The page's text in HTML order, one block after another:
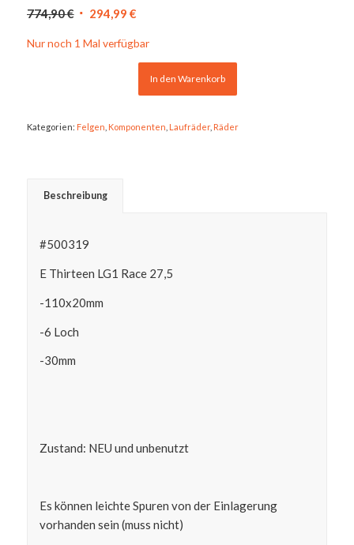
774,90€ Ursprünglicher
war:
294,99 €Aktueller
ist:
Nur noch 1 Mal verfügbar
In den Warenkorb
Kategorien: Felgen Komponenten Laufräder, Räder
Beschreibung
#500319
E Thirteen LG1 Race 27,5
-110x20mm
-6 Loch
-30mm
Zustand: NEU und unbenutzt
Es können leichte Spuren von der Einlagerung
vorhanden sein (muss nicht)